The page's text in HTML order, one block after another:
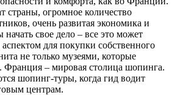
страны, огромное количество
очень развитая экономика и
свое дело – все это может
для покупки собственного
не только музеями, которые
Франция – мировая столица шопинга.
шопинг-туры, когда гид водит
центрам.